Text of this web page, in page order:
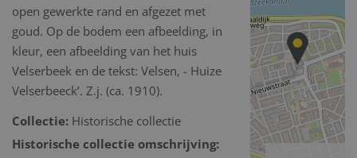
open gewerkte rand en afgezet met
goud. Op de bodem een afbeelding, in
kleur, een afbeelding van het huis
Velserbeek en de tekst: Velsen, - Huize
Velserbeeck’. Z.j. (ca. 1910).
Collectie: Historische collectie
Historische collectie omschrijving: